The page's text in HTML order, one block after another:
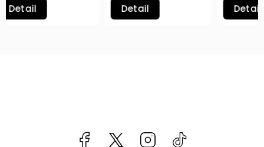
Detail Detail
Facebook kzifcak85131Instagram